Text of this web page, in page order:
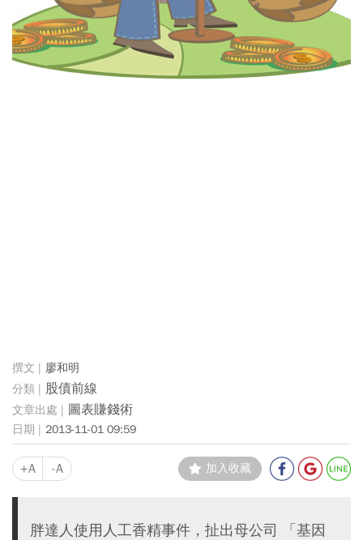
廖和明
股債前線
圖表賺錢術
2013-11-01 09:59
+A -A 加入收藏
胖達人使用人工香精事件，扯出母公司 「基因